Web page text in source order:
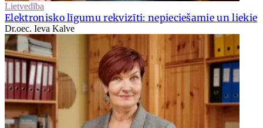
Lietvedība
Elektronisko līgumu rekvizīti: nepieciešamie un liekie
Dr.oec. Ieva Kalve